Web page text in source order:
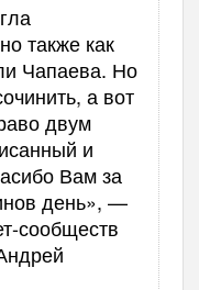
также как
Чапаева. Но
а вот
двум
и
Вам за
день», —
сообществ